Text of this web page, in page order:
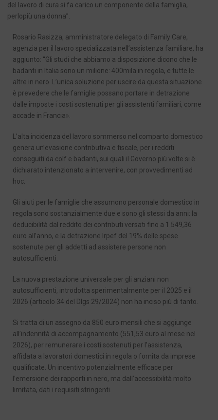
del lavoro di cura si fa carico un componente della famiglia,
perlopiù una donna”.
Rosario Rasizza, amministratore delegato di Family Care,
agenzia per il lavoro specializzata nell’assistenza familiare, ha
aggiunto: “Gli studi che abbiamo a disposizione dicono che le
badanti in Italia sono un milione: 400mila in regola, e tutte le
altre in nero. L’unica soluzione per uscire da questa situazione
è prevedere che le famiglie possano portare in detrazione
dalle imposte i costi sostenuti per gli assistenti familiari, come
accade in Francia».
L’alta incidenza del lavoro sommerso nel comparto domestico
genera un’evasione contributiva e fiscale, per i redditi
conseguiti da colf e badanti, sui quali il Governo più volte si è
dichiarato intenzionato a intervenire, con provvedimenti ad
hoc.
Gli aiuti per le famiglie che assumono personale domestico in
regola sono sostanzialmente due e sono gli stessi da anni: la
deducibilità dal reddito dei contributi versati fino a 1.549,36
euro all’anno, e la detrazione Irpef del 19% delle spese
sostenute per gli addetti ad assistere persone non
autosufficienti.
La nuova prestazione universale per gli anziani non
autosufficienti, introdotta sperimentalmente per il 2025 e il
2026 (articolo 34 del Dlgs 29/2024) non ha inciso più di tanto.
Si tratta di un assegno da 850 euro mensili che si aggiunge
all’indennità di accompagnamento (551,53 euro al mese nel
2026), per remunerare i costi sostenuti per l’assistenza,
affidata a lavoratori domestici in regola o fornita da imprese
qualificate. Un incentivo potenzialmente efficace per
l’emersione dei rapporti in nero, ma dall’accessibilità molto
limitata, dati i requisiti stringenti.